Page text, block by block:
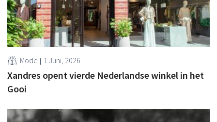
Mode 1 Juni, 2026
Xandres opent vierde Nederlandse winkel in het
Gooi